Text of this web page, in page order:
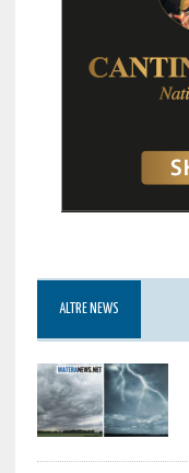
ALTRE NEWS